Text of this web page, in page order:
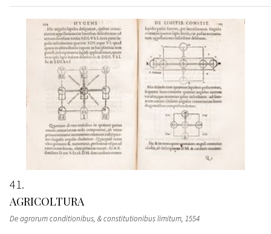
41
AGRICOLTURA
De agrorum conditionibus, & constitutionibus limitum, 1554